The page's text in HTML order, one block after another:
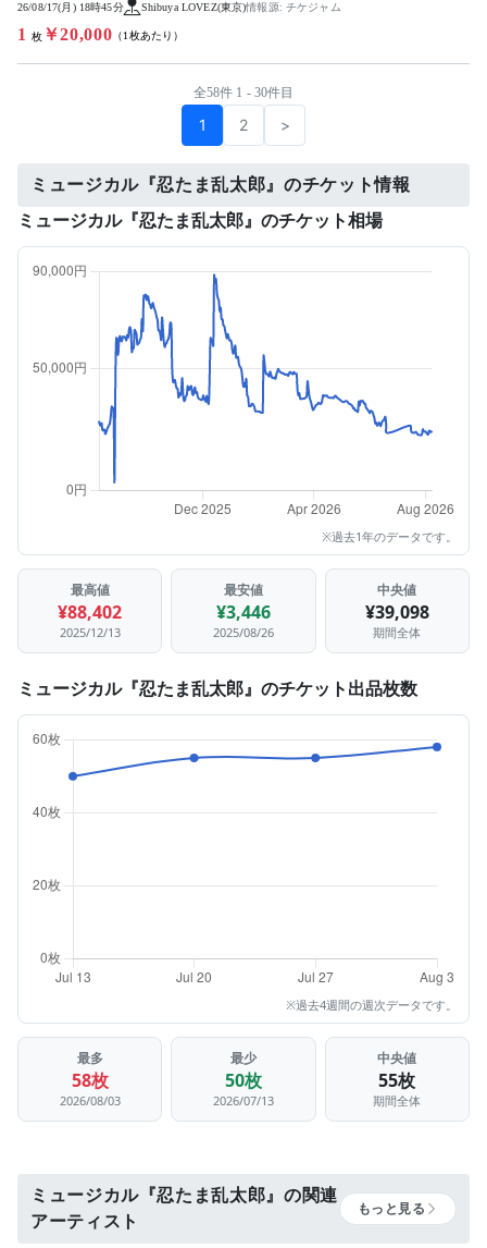
26/08/17(月) 18時45分 Shibuya LOVEZ(東京)情報源: チケジャム
1 枚￥20,000 （1枚あたり）
全58件 1 - 30件目
1 2 >
ミュージカル『忍たま乱太郎』のチケット情報
ミュージカル『忍たま乱太郎』のチケット相場
※過去1年のデータです。
最高値
¥88,402
2025/12/13
最安値
¥3,446
2025/08/26
中央値
¥39,098
期間全体
ミュージカル『忍たま乱太郎』のチケット出品枚数
※過去4週間の週次データです。
最多
58枚
2026/08/03
最少
50枚
2026/07/13
中央値
55枚
期間全体
ミュージカル『忍たま乱太郎』の関連
アーティスト
もっと見る